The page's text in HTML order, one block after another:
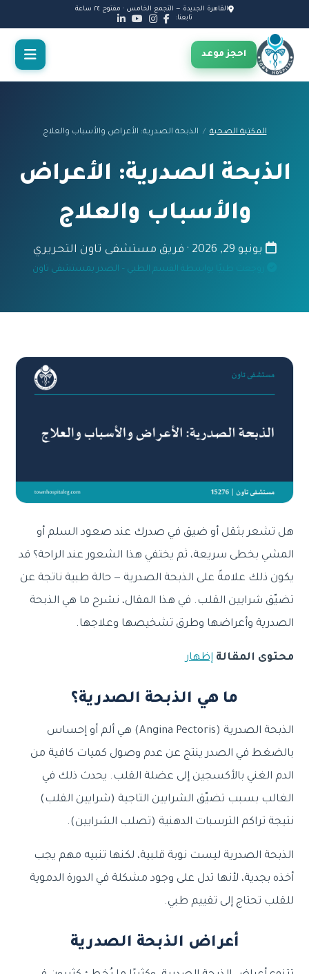
القاهرة الجديدة — التجمع الخامس · مفتوح ٢٤ ساعة
تابعنا:
احجز موعد
المكتبة الصحية / الذبحة الصدرية: الأعراض والأسباب والعلاج
الذبحة الصدرية: الأعراض
والأسباب والعلاج
يونيو 29, 2026 · فريق مستشفى تاون التحريري
روجعت طبيًا بواسطة القسم الطبي – الصدر بمستشفى تاون
هل تشعر بثقل أو ضيق في صدرك عند صعود السلم أو
المشي بخطى سريعة، ثم يختفي هذا الشعور عند الراحة؟ قد
يكون ذلك علامةً على الذبحة الصدرية — حالة طبية ناتجة عن
تضيّق شرايين القلب. في هذا المقال، نشرح ما هي الذبحة
الصدرية وأعراضها وطرق تشخيصها وعلاجها.
محتوى المقالة إظهار
ما هي الذبحة الصدرية؟
الذبحة الصدرية ⁦(Angina Pectoris)⁩ هي ألم أو إحساس
بالضغط في الصدر ينتج عن عدم وصول كميات كافية من
الدم الغني بالأكسجين إلى عضلة القلب. يحدث ذلك في
الغالب بسبب تضيّق الشرايين التاجية (شرايين القلب)
نتيجة تراكم الترسبات الدهنية (تصلب الشرايين).
الذبحة الصدرية ليست نوبة قلبية، لكنها تنبيه مهم يجب
أخذه بجدية، لأنها تدل على وجود مشكلة في الدورة الدموية
للقلب تحتاج إلى تقييم طبي.
أعراض الذبحة الصدرية